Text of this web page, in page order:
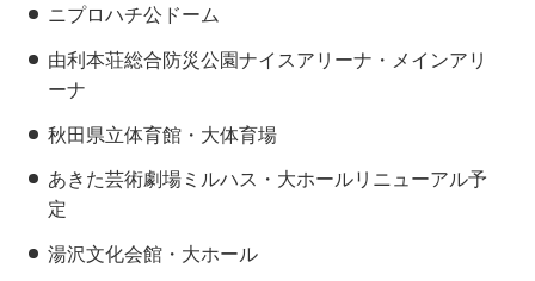
ニプロハチ公ドーム
由利本荘総合防災公園ナイスアリーナ・メインアリ
ーナ
秋田県立体育館・大体育場
あきた芸術劇場ミルハス・大ホールリニューアル予
定
湯沢文化会館・大ホール